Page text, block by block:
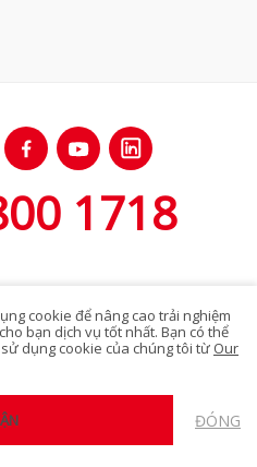
1718
Limited. All rights reserved.
quyền riêng tư
WEB
cookie để nâng cao trải nghiệm
bạn dịch vụ tốt nhất. Bạn có thể
dụng cookie của chúng tôi từ Our
ĐÓNG